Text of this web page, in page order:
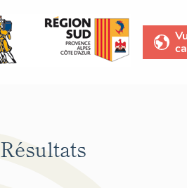
Résultats